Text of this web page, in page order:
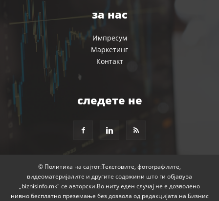
за нас
Импресум
Маркетинг
Контакт
следете не
© Политика на сајтот:Текстовите, фотографиите,
видеоматеријалите и другите содржини што ги објавува
„biznisinfo.mk" се авторски.Во ниту еден случај не е дозволено
нивно бесплатно преземање без дозвола од редакцијата на Бизнис